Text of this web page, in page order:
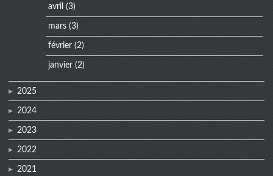
avril (3)
mars(3)
février(2)
janvier(2)
2025
2024
2023
2022
2021